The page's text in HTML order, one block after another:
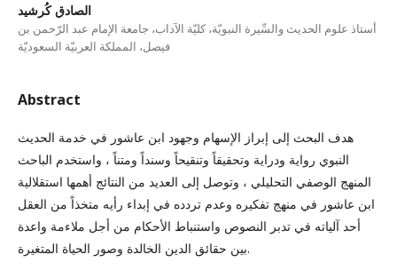
الصادق كُرشيد
أستاذ علوم الحديث والسِّيرة النبويّة، كليّة الآداب، جامعة الإمام عبد الرّحمن بن
فيصل، المملكة العربيّة السعوديّة
Abstract
هدف البحث إلى إبراز الإسهام وجهود ابن عاشور في خدمة الحديث
النبوي رواية ودراية وتحقيقاً وتنقيحاً وسنداً ومتناً ، واستخدم الباحث
المنهج الوصفي التحليلي ، وتوصل إلى العديد من النتائج أهمها استقلالية
ابن عاشور في منهج تفكيره وعدم تردده في إبداء رأيه متخذاً من العقل
أحد آلياته في تدبر النصوص واستنباط الأحكام من أجل ملاءمة واعدة
بين حقائق الدين الخالدة وصور الحياة المتغيرة.